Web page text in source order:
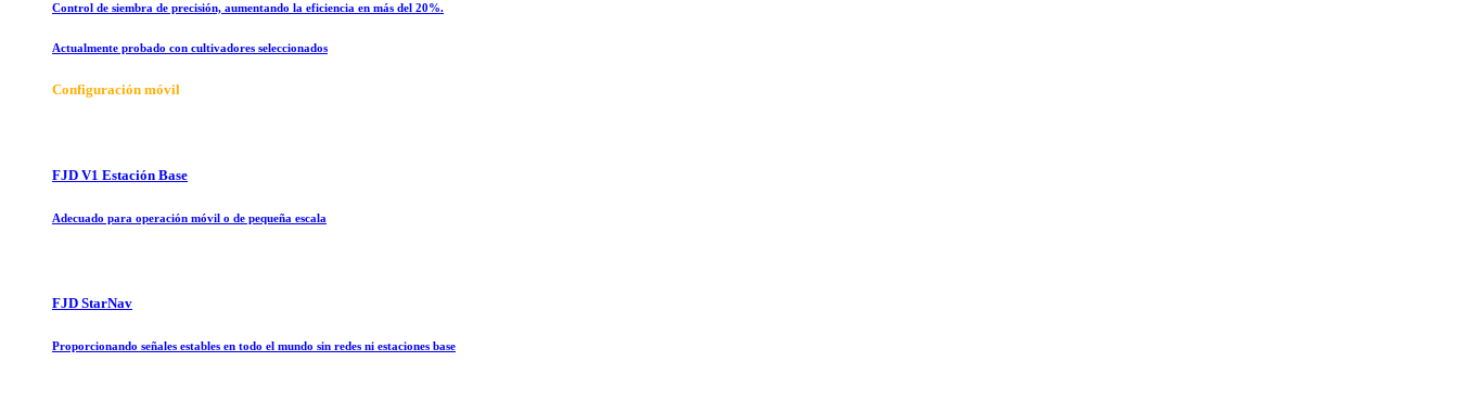
Control de siembra de precisión, aumentando la eficiencia en más del 20%.
Actualmente probado con cultivadores seleccionados
Configuración móvil
FJD V1 Estación Base
Adecuado para operación móvil o de pequeña escala
FJD StarNav
Proporcionando señales estables en todo el mundo sin redes ni estaciones base